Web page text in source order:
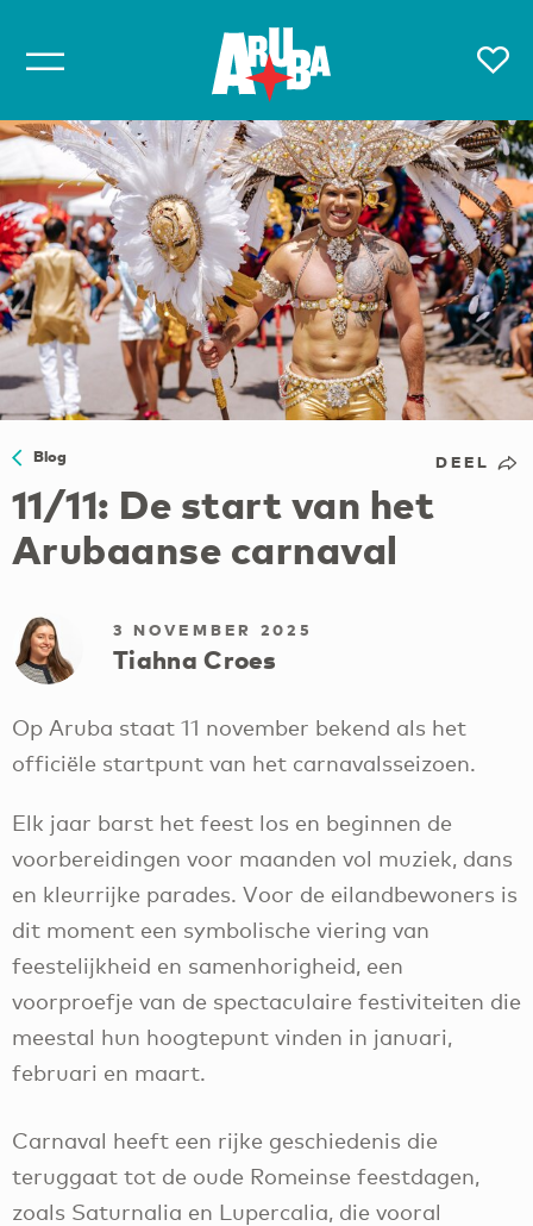
Blog DEEL
11/11: De start van het
Arubaanse carnaval
3 NOVEMBER 2025
Tiahna Croes
Op Aruba staat 11 november bekend als het
officiële startpunt van het carnavalsseizoen.
Elk jaar barst het feest los en beginnen de
voorbereidingen voor maanden vol muziek, dans
en kleurrijke parades. Voor de eilandbewoners is
dit moment een symbolische viering van
feestelijkheid en samenhorigheid, een
voorproefje van de spectaculaire festiviteiten die
meestal hun hoogtepunt vinden in januari,
februari en maart.
Carnaval heeft een rijke geschiedenis die
teruggaat tot de oude Romeinse feestdagen,
zoals Saturnalia en Lupercalia, die vooral